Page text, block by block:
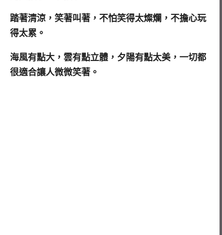
踏著清涼，笑著叫著，不怕笑得太燦爛，不擔心玩
得太累。
海風有點大，雲有點立體，夕陽有點太美，一切都
很適合讓人微微笑著。